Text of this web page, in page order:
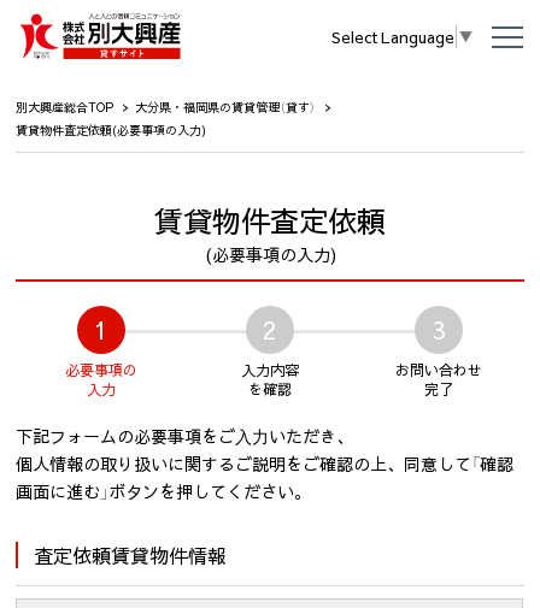
Select Language ▼
別大興産総合TOP
大分県・福岡県の賃貸管理（貸す）
賃貸物件査定依頼(必要事項の入力)
賃貸物件査定依頼
(必要事項の入力)
1
必要事項の
入力
2
入力内容
を確認
3
お問い合わせ
完了
下記フォームの必要事項をご⼊⼒いただき、
個人情報の取り扱いに関するご説明をご確認の上、同意して「確認
画面に進む」ボタンを押してください。
査定依頼賃貸物件情報